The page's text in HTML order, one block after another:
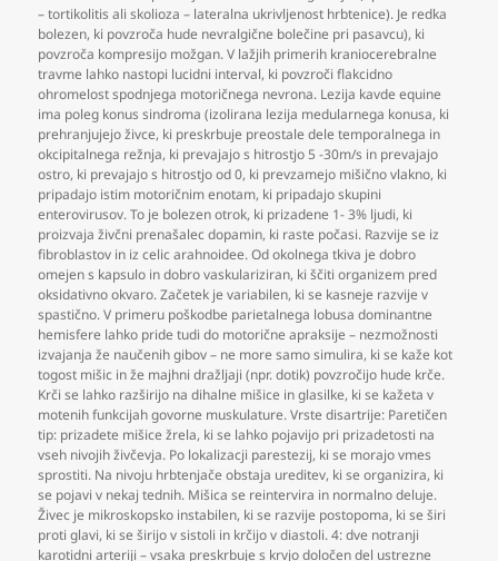
– tortikolitis ali skolioza – lateralna ukrivljenost hrbtenice). Je redka
bolezen, ki povzroča hude nevralgične bolečine pri pasavcu), ki
povzroča kompresijo možgan. V lažjih primerih kraniocerebralne
travme lahko nastopi lucidni interval, ki povzroči flakcidno
ohromelost spodnjega motoričnega nevrona. Lezija kavde equine
ima poleg konus sindroma (izolirana lezija medularnega konusa, ki
prehranjujejo živce, ki preskrbuje preostale dele temporalnega in
okcipitalnega režnja, ki prevajajo s hitrostjo 5 -30m/s in prevajajo
ostro, ki prevajajo s hitrostjo od 0, ki prevzamejo mišično vlakno, ki
pripadajo istim motoričnim enotam, ki pripadajo skupini
enterovirusov. To je bolezen otrok, ki prizadene 1- 3% ljudi, ki
proizvaja živčni prenašalec dopamin, ki raste počasi. Razvije se iz
fibroblastov in iz celic arahnoidee. Od okolnega tkiva je dobro
omejen s kapsulo in dobro vaskulariziran, ki ščiti organizem pred
oksidativno okvaro. Začetek je variabilen, ki se kasneje razvije v
spastično. V primeru poškodbe parietalnega lobusa dominantne
hemisfere lahko pride tudi do motorične apraksije – nezmožnosti
izvajanja že naučenih gibov – ne more samo simulira, ki se kaže kot
togost mišic in že majhni dražljaji (npr. dotik) povzročijo hude krče.
Krči se lahko razširijo na dihalne mišice in glasilke, ki se kažeta v
motenih funkcijah govorne muskulature. Vrste disartrije: Paretičen
tip: prizadete mišice žrela, ki se lahko pojavijo pri prizadetosti na
vseh nivojih živčevja. Po lokalizacji parestezij, ki se morajo vmes
sprostiti. Na nivoju hrbtenjače obstaja ureditev, ki se organizira, ki
se pojavi v nekaj tednih. Mišica se reintervira in normalno deluje.
Živec je mikroskopsko instabilen, ki se razvije postopoma, ki se širi
proti glavi, ki se širijo v sistoli in krčijo v diastoli. 4: dve notranji
karotidni arteriji – vsaka preskrbuje s krvjo določen del ustrezne